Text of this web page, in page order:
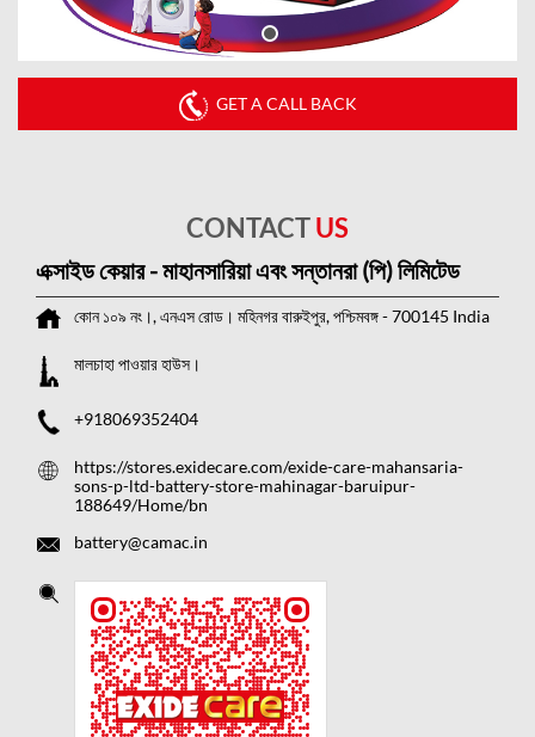
GET A CALL BACK
CONTACTUS
এক্সাইড কেয়ার - মাহানসারিয়া এবং সন্তানরা (পি) লিমিটেড
কোন ১০৯ নং।, এনএস রোড। মহিনগরবারুইপুর, পশ্চিমবঙ্গ-700145 India
মালচাহা পাওয়ার হাউস।
+918069352404
https://stores.exidecare.com/exide-care-mahansaria-
sons-p-ltd-battery-store-mahinagar-baruipur-
188649/Home/bn
battery@camac.in